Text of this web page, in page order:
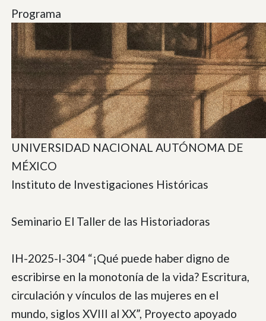
Programa
UNIVERSIDAD NACIONAL AUTÓNOMA DE
MÉXICO
Instituto de Investigaciones Históricas
Seminario El Taller de las Historiadoras
IH-2025-I-304 “¡Qué puede haber digno de
escribirse en la monotonía de la vida? Escritura,
circulación y vínculos de las mujeres en el
mundo, siglos XVIII al XX”, Proyecto apoyado